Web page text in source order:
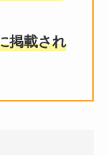
掲載され